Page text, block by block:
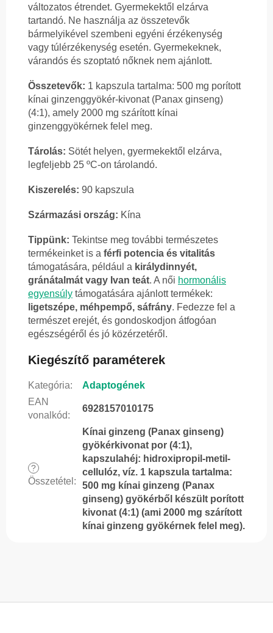
változatos étrendet. Gyermekektől elzárva
tartandó. Ne használja az összetevők
bármelyikével szembeni egyéni érzékenység
vagy túlérzékenység esetén. Gyermekeknek,
várandós és szoptató nőknek nem ajánlott.
Összetevők: 1 kapszula tartalma: 500 mg porított
kínai ginzenggyökér-kivonat (Panax ginseng)
(4:1), amely 2000 mg szárított kínai
ginzenggyökérnek felel meg.
Tárolás: Sötét helyen, gyermekektől elzárva,
legfeljebb 25 ºC-on tárolandó.
Kiszerelés: 90 kapszula
Származási ország: Kína
Tippünk: Tekintse meg további természetes
termékeinket is a férfi potencia és vitalitás
támogatására, például a királydinnyét,
gránátalmát vagy Ivan teát. A női hormonális
egyensúly támogatására ajánlott termékek:
ligetszépe, méhpempő, sáfrány. Fedezze fel a
természet erejét, és gondoskodjon átfogóan
egészségéről és jó közérzetéről.
Kiegészítő paraméterek
Kategória:
Adaptogének
EAN
vonalkód:
6928157010175
?
Összetétel :
Kínai ginzeng (Panax ginseng)
gyökérkivonat por (4:1),
kapszulahéj: hidroxipropil-metil-
cellulóz, víz. 1 kapszula tartalma:
500 mg kínai ginzeng (Panax
ginseng) gyökérből készült porított
kivonat (4:1) (ami 2000 mg szárított
kínai ginzeng gyökérnek felel meg).